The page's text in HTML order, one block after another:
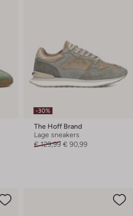
-30%
The Hoff Brand
Lage sneakers
€ 129,99 € 90,99